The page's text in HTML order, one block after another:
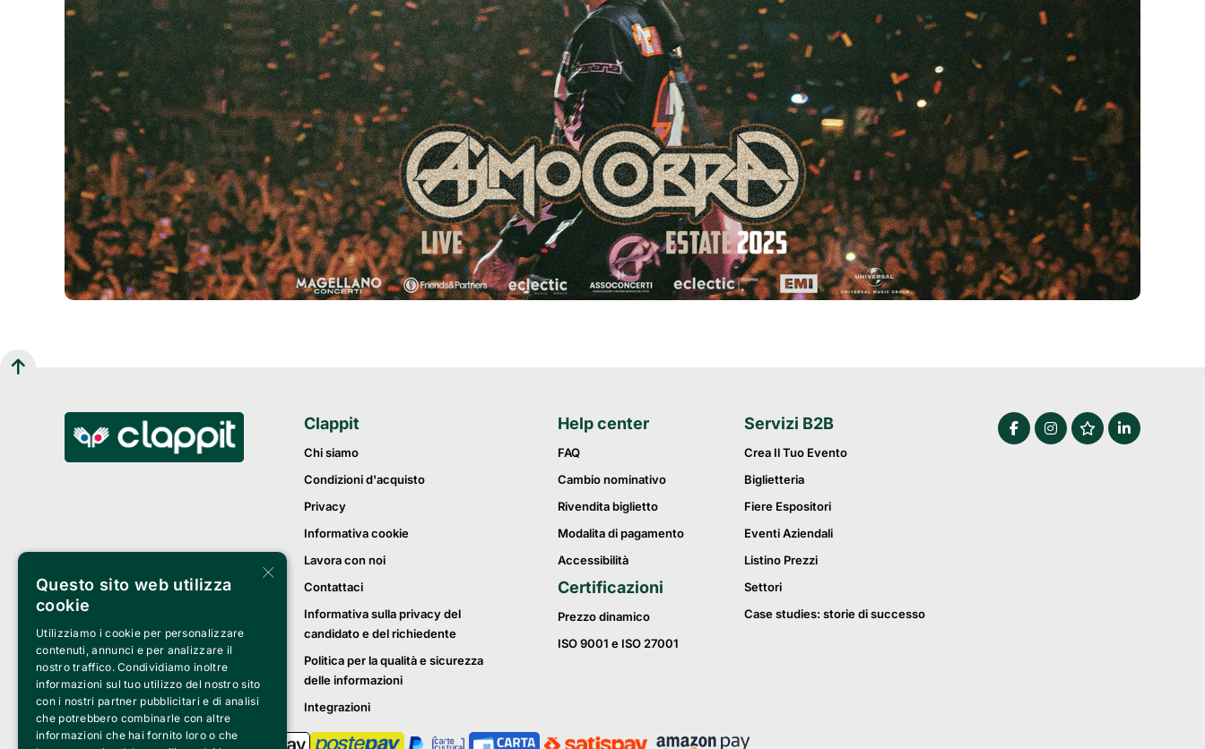
Clappit
Chi siamo
Condizioni d'acquisto
Privacy
Informativa cookie
Lavora con noi
Contattaci
Informativa sulla privacy del
candidato e del richiedente
Politica per la qualità e sicurezza
delle informazioni
Integrazioni
Help center
FAQ
Cambio nominativo
Rivendita biglietto
Modalita di pagamento
Accessibilità
Certificazioni
Prezzo dinamico
ISO 9001 e ISO 27001
Servizi B2B
Crea Il Tuo Evento
Biglietteria
Fiere Espositori
Eventi Aziendali
Listino Prezzi
Settori
Case studies: storie di successo
×
Questo sito web utilizza
cookie
Utilizziamo i cookie per personalizzare
contenuti, annunci e per analizzare il
nostro traffico. Condividiamo inoltre
informazioni sul tuo utilizzo del nostro sito
con i nostri partner pubblicitari e di analisi
che potrebbero combinarle con altre
informazioni che hai fornito loro o che